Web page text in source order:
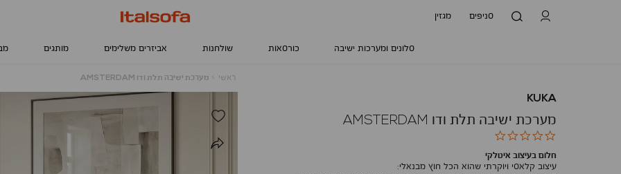
סניפים מגזין
סלונים ומערכות ישיבה כורסאות שולחנות אביזרים משלימים מותגים
ראשי ראשי
מערכת ישיבה תלת ודו AMSTERDAM
מערכת
תלת
KUKA
מערכת ישיבה תלת ודו AMSTERDAM
חלום בעיצוב איטלקי
עיצוב קלאסי ויוקרתי שהוא הכל חוץ מבנאלי: